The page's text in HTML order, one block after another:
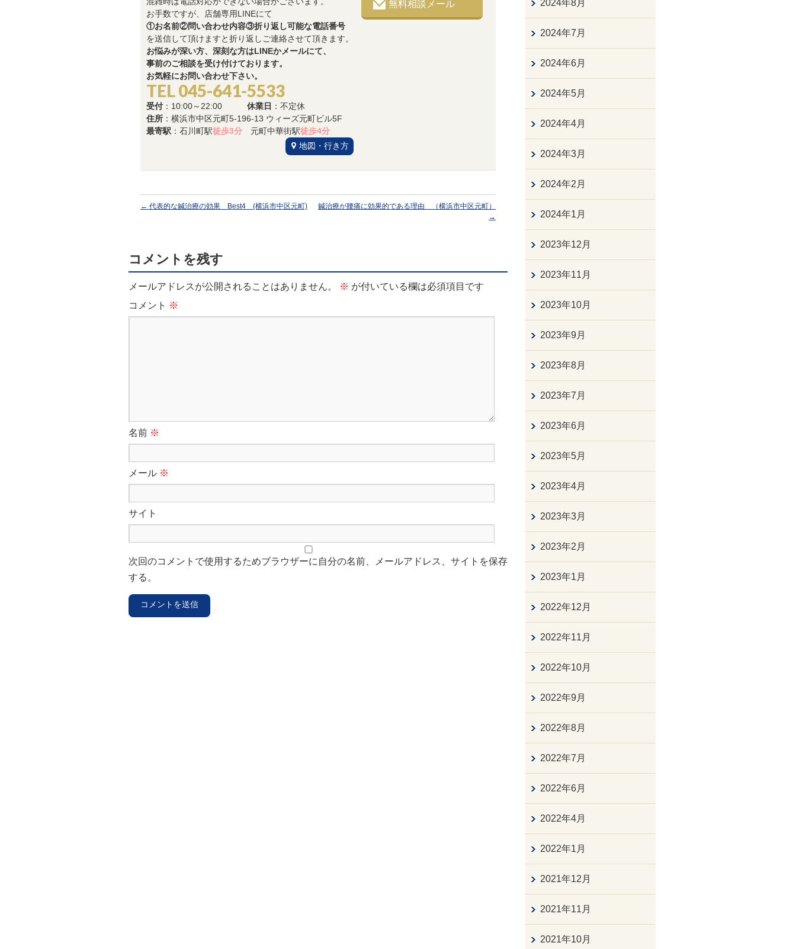
お手数ですが、店舗専用LINEにて
①お名前②問い合わせ内容③折り返し可能な電話番号
を送信して頂けますと折り返しご連絡させて頂きます。
お悩みが深い方、深刻な方はLINEかメールにて、
事前のご相談を受け付けております。
お気軽にお問い合わせ下さい。
TEL 045-641-5533
受付 ：10:00～22:00 休業日 ：不定休
住所 ：横浜市中区元町5-196-13 ウィーズ元町ビル5F
最寄駅 ：石川町駅徒歩3分 元町中華街駅徒歩4分
地図・行き方
無料相談メール
← 代表的な鍼治療の効果 Best4 (横浜市中区元町)
鍼治療が腰痛に効果的である理由 （横浜市中区元町）
→
コメントを残す
メールアドレスが公開されることはありません。 ※ が付いている欄は必須項目です
コメント ※
名前 ※
メール ※
サイト
次回のコメントで使用するためブラウザーに自分の名前、メールアドレス、サイトを保存
する。
2024年8月
2024年7月
2024年6月
2024年5月
2024年4月
2024年3月
2024年2月
2024年1月
2023年12月
2023年11月
2023年10月
2023年9月
2023年8月
2023年7月
2023年6月
2023年5月
2023年4月
2023年3月
2023年2月
2023年1月
2022年12月
2022年11月
2022年10月
2022年9月
2022年8月
2022年7月
2022年6月
2022年4月
2022年1月
2021年12月
2021年11月
2021年10月